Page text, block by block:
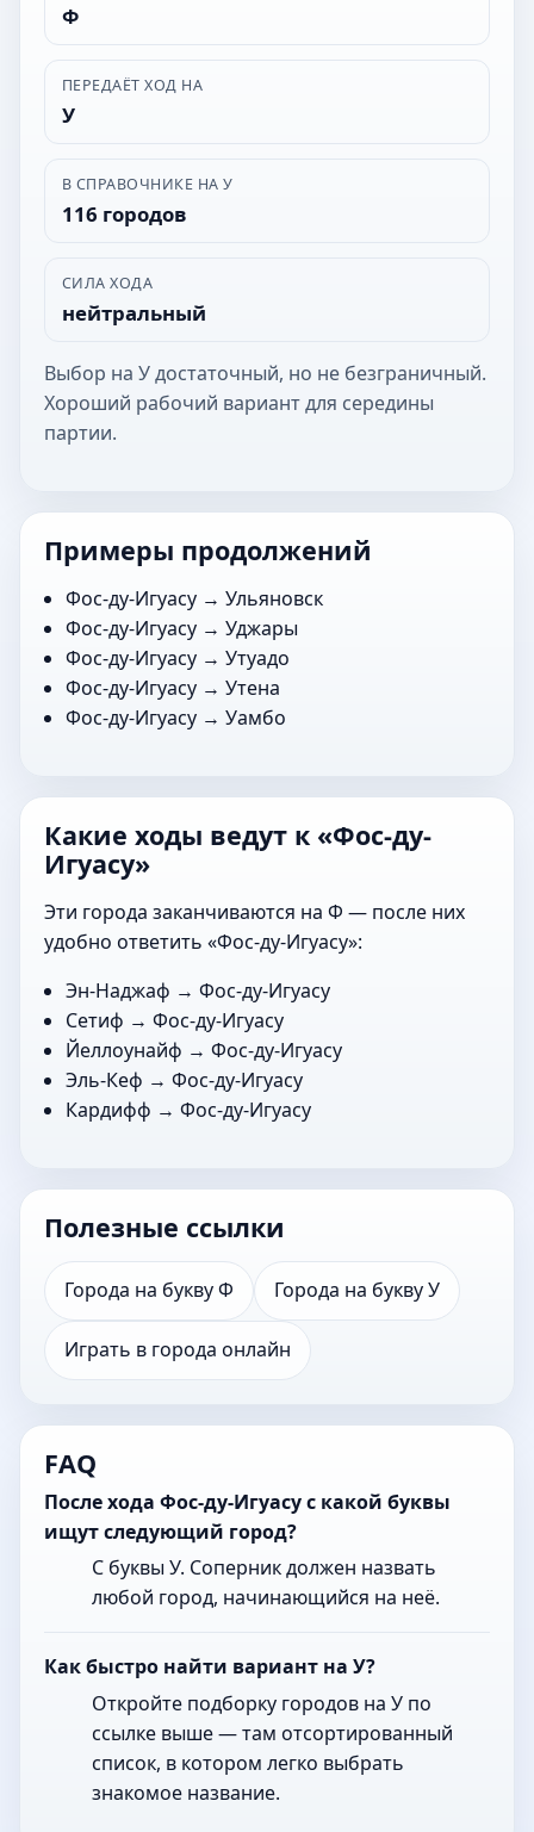
Ф
ПЕРЕДАЁТ ХОД НА
У
В СПРАВОЧНИКЕ НА У
116 городов
СИЛА ХОДА
нейтральный
Выбор на У достаточный, но не безграничный.
Хороший рабочий вариант для середины
партии.
Примеры продолжений
Фос-ду-Игуасу →Ульяновск
Фос-ду-Игуасу →Уджары
Фос-ду-Игуасу →Утуадо
Фос-ду-Игуасу →Утена
Фос-ду-Игуасу →Уамбо
Какие ходы ведут к «Фос-ду-
Игуасу»
Эти города заканчиваются на Ф — после них
удобно ответить «Фос-ду-Игуасу»:
Эн-Наджаф → Фос-ду-Игуасу
Сетиф → Фос-ду-Игуасу
Йеллоунайф → Фос-ду-Игуасу
Эль-Кеф → Фос-ду-Игуасу
Кардифф → Фос-ду-Игуасу
Полезные ссылки
Города на букву Ф Города на букву У
Играть в города онлайн
FAQ
После хода Фос-ду-Игуасу с какой буквы
ищут следующий город?
С буквы У. Соперник должен назвать
любой город, начинающийся на неё.
Как быстро найти вариант на У?
Откройте подборку городов на У по
ссылке выше — там отсортированный
список, в котором легко выбрать
знакомое название.